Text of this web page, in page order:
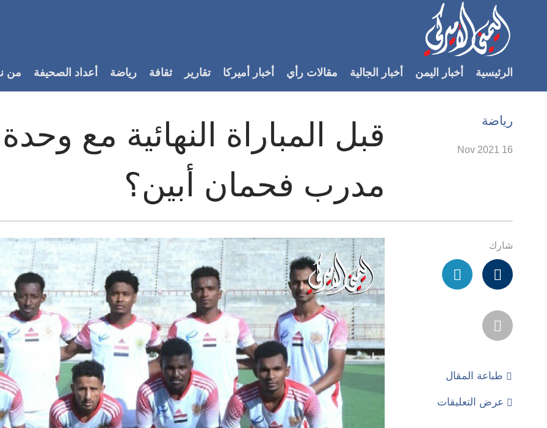
Accessibility
الرئيسي
الأقسام
الرئيسية أخبار اليمن أخبار الجالية مقالات رأي أخبار أميركا تقارير ثقافة رياضة أعداد الصحيفة من
رياضة
قبل المباراة النهائية مع
مدرب فحمان أبين؟
16 Nov 2021
شارك
طباعة المقال
عرض التعليقات